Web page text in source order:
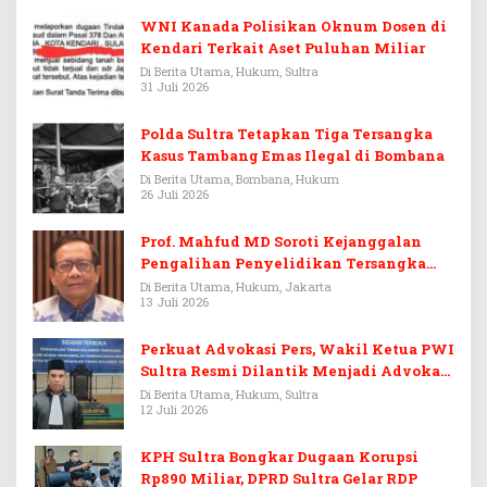
WNI Kanada Polisikan Oknum Dosen di
Kendari Terkait Aset Puluhan Miliar
Di Berita Utama, Hukum, Sultra
31 Juli 2026
Polda Sultra Tetapkan Tiga Tersangka
Kasus Tambang Emas Ilegal di Bombana
Di Berita Utama, Bombana, Hukum
26 Juli 2026
Prof. Mahfud MD Soroti Kejanggalan
Pengalihan Penyelidikan Tersangka
Febrie Adriansyah
Di Berita Utama, Hukum, Jakarta
13 Juli 2026
Perkuat Advokasi Pers, Wakil Ketua PWI
Sultra Resmi Dilantik Menjadi Advokat
PERADI
Di Berita Utama, Hukum, Sultra
12 Juli 2026
KPH Sultra Bongkar Dugaan Korupsi
Rp890 Miliar, DPRD Sultra Gelar RDP